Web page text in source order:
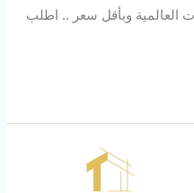
العالمية وبأقل سعر .. اطلب